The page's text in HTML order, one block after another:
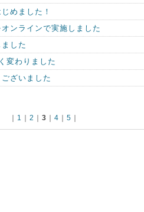
めました！
ンラインで実施しました
した
変わりました
ざいました
1 2 3 4 5